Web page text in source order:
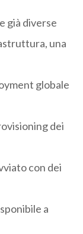
già diverse
una
globale
dei
con dei
a